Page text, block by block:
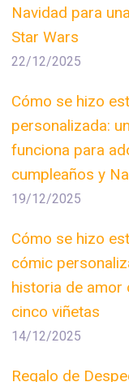
Navidad para
Star Wars
22/12/2025
Cómo se hizo
personalizada:
funciona para
cumpleaños y
19/12/2025
Cómo se hizo
cómic
historia de amor
cinco viñetas
14/12/2025
Regalo de